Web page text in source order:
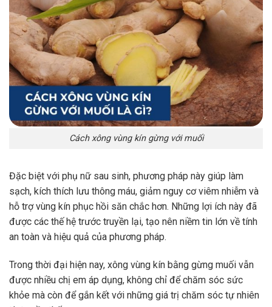
Cách xông vùng kín gừng với muối
Đặc biệt với phụ nữ sau sinh, phương pháp này giúp làm
sạch, kích thích lưu thông máu, giảm nguy cơ viêm nhiễm và
hỗ trợ vùng kín phục hồi săn chắc hơn. Những lợi ích này đã
được các thế hệ trước truyền lại, tạo nên niềm tin lớn về tính
an toàn và hiệu quả của phương pháp.
Trong thời đại hiện nay, xông vùng kín bằng gừng muối vẫn
được nhiều chị em áp dụng, không chỉ để chăm sóc sức
khỏe mà còn để gắn kết với những giá trị chăm sóc tự nhiên